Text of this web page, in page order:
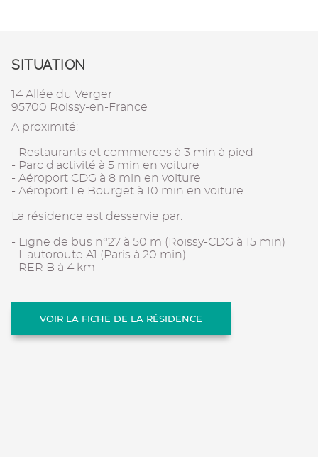
SITUATION
14 Allée du Verger
95700 Roissy-en-France
A proximité:
- Restaurants et commerces à 3 min à pied
- Parc d'activité à 5 min en voiture
- Aéroport CDG à 8 min en voiture
- Aéroport Le Bourget à 10 min en voiture
La résidence est desservie par:
- Ligne de bus n°27 à 50 m (Roissy-CDG à 15 min)
- L'autoroute A1 (Paris à 20 min)
- RER B à 4 km
VOIR LA FICHE DE LA RÉSIDENCE